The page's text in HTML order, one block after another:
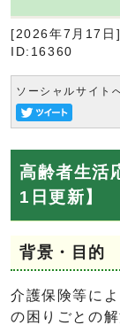
[2026年7月17日]
ID:16360
ソーシャルサイト
高齢者生活
1日更新】
背景・目的
介護保険等に
の困りごとの